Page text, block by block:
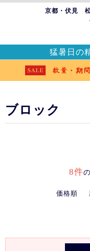
京都・伏見
猛暑日の
ブロック
8件
価格順